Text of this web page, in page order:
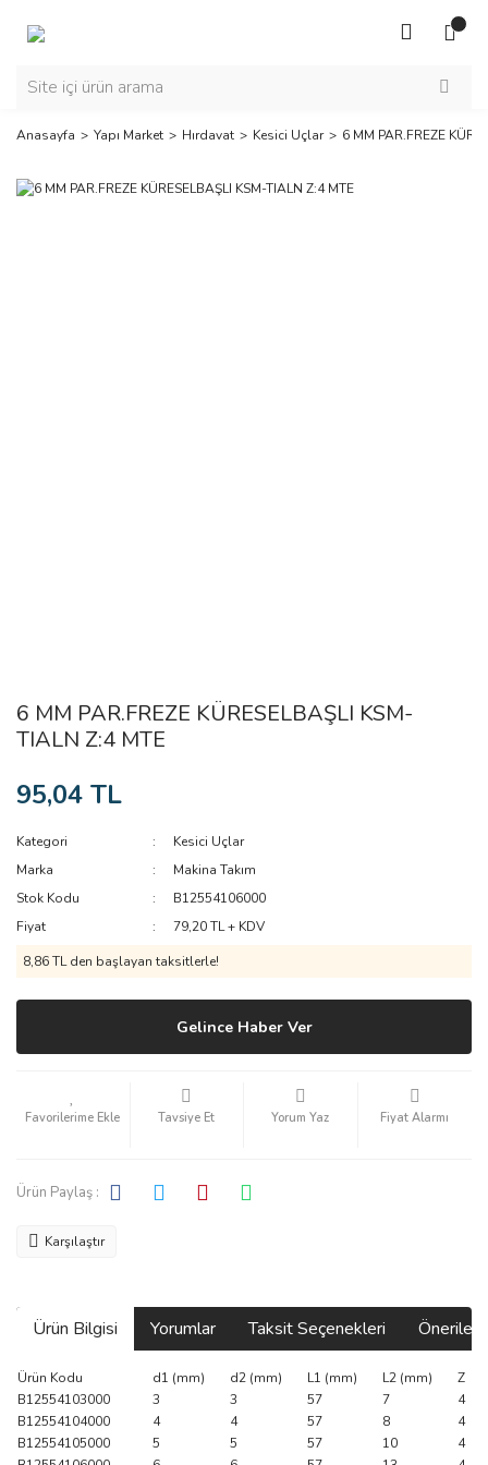
Anasayfa Yapı Market Hırdavat Kesici Uçlar 6 MM PAR.FREZE
6 MM PAR.FREZE KÜRESELBAŞLI KSM-
TIALN Z:4 MTE
95,04 TL
Kategori
Kesici Uçlar
Marka
Makina Takım
Stok Kodu
B12554106000
Fiyat
79,20 TL + KDV
8,86 TL den başlayan taksitlerle!
Gelince Haber Ver
Tavsiye Et Yorum Yaz Fiyat Alarmı
Ürün Paylaş :
Karşılaştır
Ürün Bilgisi Yorumlar Taksit Seçenekleri
Ürün Kodu d1 (mm) d2 (mm) L1 (mm) L2 (mm)
Z
B12554103000
3 3 57 7
4
B12554104000
4 4 57 8
4
B12554105000
5 5 57 10
4